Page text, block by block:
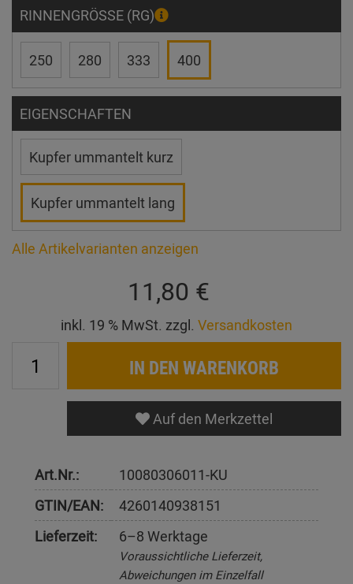
RINNENGRÖSSE (RG)
250 280 333 400
EIGENSCHAFTEN
Kupfer ummantelt kurz
Kupfer ummantelt lang
Alle Artikelvarianten anzeigen
11,80 €
inkl. 19 % MwSt. zzgl. Versandkosten
IN DEN WARENKORB
Auf den Merkzettel
Art.Nr.:
10080306011-KU
GTIN/EAN:
4260140938151
Lieferzeit:
6–8 Werktage
Voraussichtliche Lieferzeit,
Abweichungen im Einzelfall